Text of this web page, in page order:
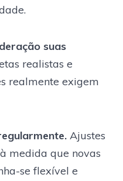
suas
realistas e
realmente exigem
Ajustes
medida que novas
se flexível e